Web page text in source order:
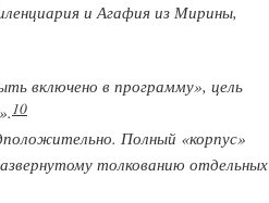
и Агафия из Мирины,
включено в программу», цель
10
Полный «корпус»
толкованию отдельных